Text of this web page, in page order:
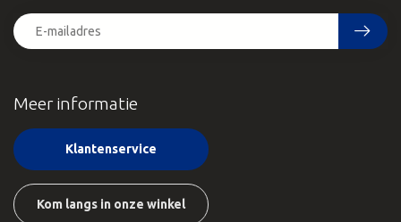
Meer informatie
Klantenservice
Kom langs in onze winkel